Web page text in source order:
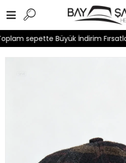
sepette Büyük İndirim Fırsatları